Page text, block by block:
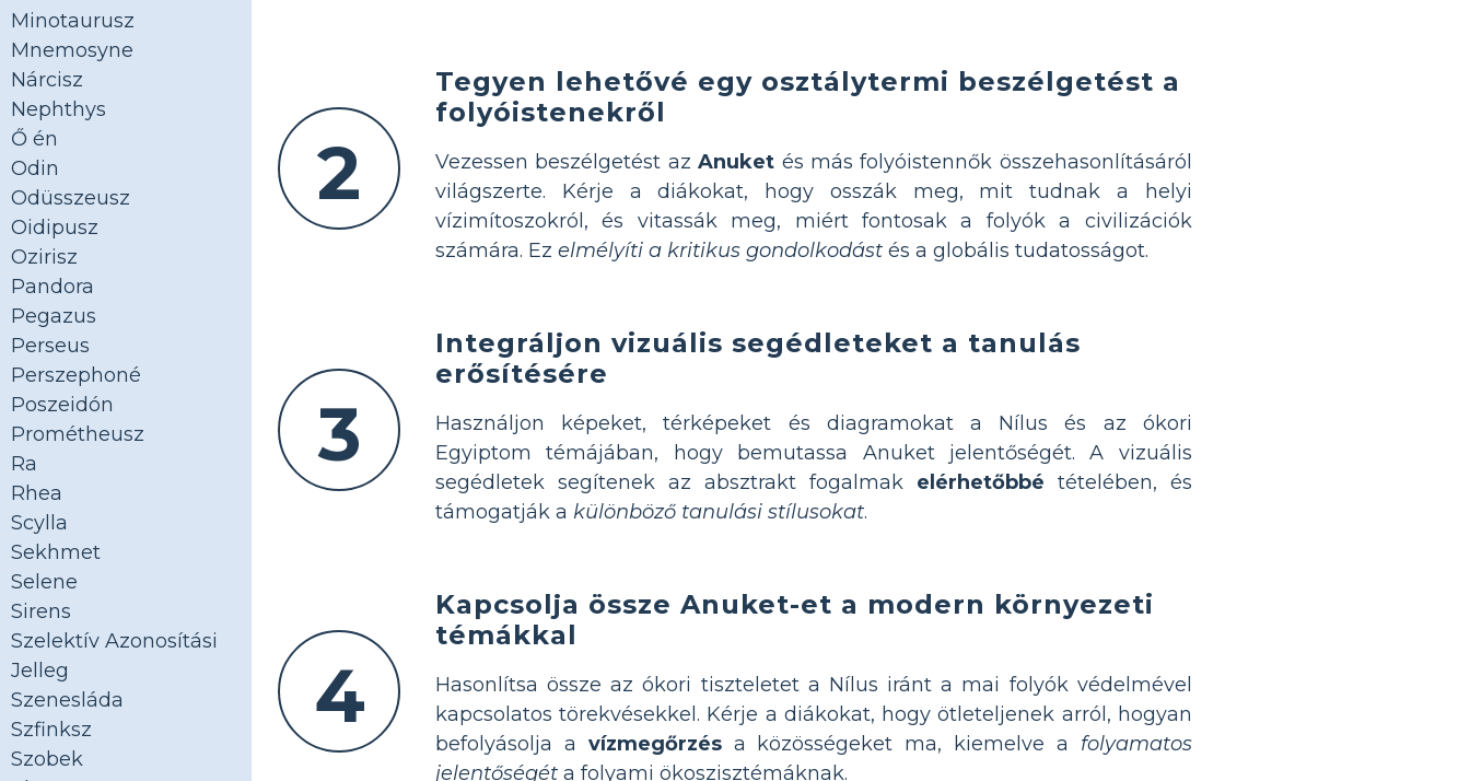
Minotaurusz
Mnemosyne
Nárcisz
Nephthys
Ő én
Odin
Odüsszeusz
Oidipusz
Ozirisz
Pandora
Pegazus
Perseus
Perszephoné
Poszeidón
Prométheusz
Ra
Rhea
Scylla
Sekhmet
Selene
Sirens
Szelektív Azonosítási
Jelleg
Szenesláda
Szfinksz
Szobek
2
Tegyen lehetővé egy osztálytermi beszélgetést a
folyóistenekről
Vezessen beszélgetést azAnuket és más folyóistennők összehasonlításáról
világszerte. Kérje a diákokat, hogy osszák meg, mit tudnak a helyi
vízimítoszokról, és vitassák meg, miért fontosak a folyók a civilizációk
számára. Ez elmélyíti a kritikus gondolkodást és a globális tudatosságot.
3
Integráljon vizuális segédleteket a tanulás
erősítésére
Használjon képeket, térképeket és diagramokat a Nílus és az ókori
Egyiptom témájában, hogy bemutassa Anuket jelentőségét. A vizuális
segédletek segítenek az absztrakt fogalmak elérhetőbbé tételében, és
támogatják a különböző tanulási stílusokat.
4
Kapcsolja össze Anuket-et a modern környezeti
témákkal
Hasonlítsa össze az ókori tiszteletet a Nílus iránt a mai folyók védelmével
kapcsolatos törekvésekkel. Kérje a diákokat, hogy ötleteljenek arról, hogyan
befolyásolja a vízmegőrzésa közösségeket ma, kiemelve a folyamatos
jelentőségét a folyami ökoszisztémáknak.